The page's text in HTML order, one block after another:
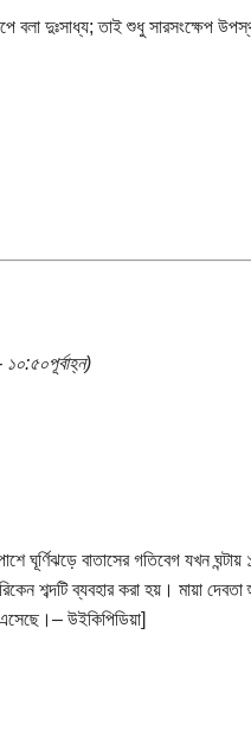
বলা দুঃসাধ্য; তাই শুধু সারসংক্ষেপ
ঘূর্ণিঝড়ে বাতাসের গতিবেগ যখন
শব্দটি ব্যবহার করা হয়। মায়া দেবতা
উইকিপিডিয়া]